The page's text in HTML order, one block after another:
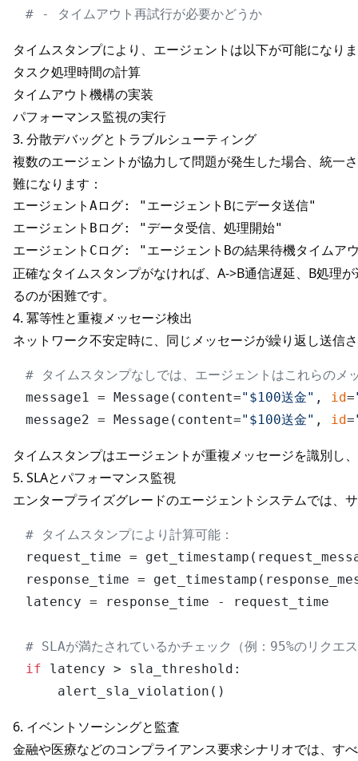
# - タイムアウト再試行が必要かどうか
タイムスタンプにより、エージェントは以下が可能になり
タスク処理時間の計算
タイムアウト機構の実装
パフォーマンス監視の実行
3. 分散デバッグとトラブルシューティング
複数のエージェントが協力して問題が発生した場合、統一
難になります：
エージェントAログ: "エージェントBにデータ送信"
エージェントBログ: "データ受信、処理開始"
正確なタイムスタンプがなければ、A->B通信遅延、B処理
るのが困難です。
4. 冪等性と重複メッセージ検出
ネットワーク不安定時に、同じメッセージが繰り返し送信
# タイムスタンプなしでは、エージェントはこれらのメ
message1 = Message(content="$100送金" , id=
message2 = Message(content="$100送金" , id=
タイムスタンプはエージェントが重複メッセージを識別し
5. SLAとパフォーマンス監視
エンタープライズグレードのエージェントシステムでは、
# タイムスタンプにより計算可能：
request_time =
response_time =
latency = response_time - request_time
# SLAが満たされているかチェック（例：95%のリクエ
if latency > sla_threshold:
6. イベントソーシングと監査
金融や医療などのコンプライアンス要求シナリオでは、す